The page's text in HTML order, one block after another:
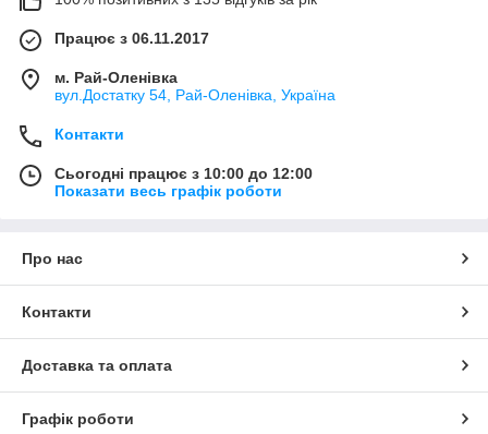
Працює з 06.11.2017
м. Рай-Оленівка
вул.Достатку 54, Рай-Оленівка, Україна
Контакти
Сьогодні працює з 10:00 до 12:00
Показати весь графік роботи
Про нас
Контакти
Доставка та оплата
Графік роботи